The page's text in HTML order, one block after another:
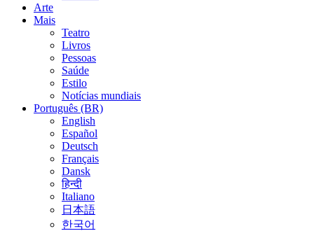
Arte
Mais
Teatro
Livros
Pessoas
Saúde
Estilo
Notícias mundiais
Português (BR)
English
Español
Deutsch
Français
Dansk
हिन्दी
Italiano
日本語
한국어